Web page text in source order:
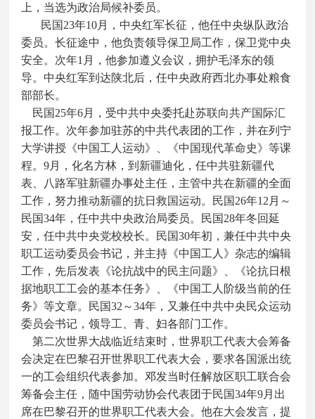
上，当选为政治局候补委员。
民国23年10月，中央红军长征，他任中央纵队政治
委员。长征途中，他负责领导保卫局工作，保卫党中央
安全。次年1月，他参加遵义会议，拥护毛泽东的领
导。中央红军到达陕北后，任中央政府西北办事处粮食
部部长。
民国25年6月，受中共中央委托赴苏联向共产国际汇
报工作。次年参加驻苏的中共代表团的工作，并在列宁
大学讲授《中国工人运动》、《中国现代革命史》等课
程。9月，化名方林，到新疆迪化，任中共驻新疆代
表、八路军驻新疆办事处主任，主管中共在新疆的全面
工作，努力推动新疆的抗日救国运动。民国26年12月～
民国34年，任中共中央政治局委员。民国28年冬回延
安，任中共中央党校校长。民国30年初，兼任中共中央
职工运动委员会书记，并主持《中国工人》杂志的编辑
工作，先后发表《论抗战中的民主问题》、《论抗日根
据地职工工会的基本任务》、《中国工人阶级当前的任
务》等文章。民国32～34年，又兼任中共中央民众运动
委员会书记，领导工、青、妇各部门工作。
第二次世界大战临近结束时，世界职工代表大会筹备
会决定在巴黎召开世界职工代表大会，要求各国派出统
一的工会组织代表参加。邓发当时任解放区职工联合会
筹备会主任，随中国劳动协会代表团于民国34年9月出
席在巴黎召开的世界职工代表大会。他在大会发言，提